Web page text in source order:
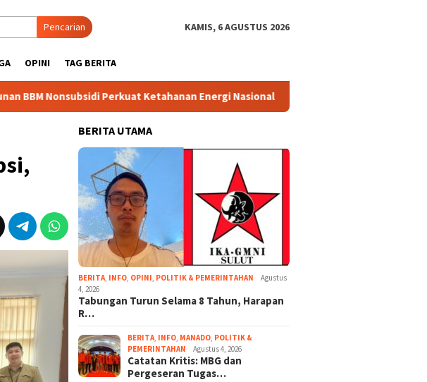
Pencarian KAMIS, 6 AGUSTUS 2026
OPINI TAG BERITA
Perkuat Ketahanan Energi Nasional Basarnas Sulut Gandeng UMMA,
BERITA UTAMA
BERITA INFO OPINI POLITIK & PEMERINTAHAN
Agustus
4, 2026
Tabungan Turun Selama 8 Tahun, Harapan
R…
BERITA INFO MANADO POLITIK &
PEMERINTAHAN
Agustus 4, 2026
Catatan Kritis: MBG dan
Pergeseran Tugas…